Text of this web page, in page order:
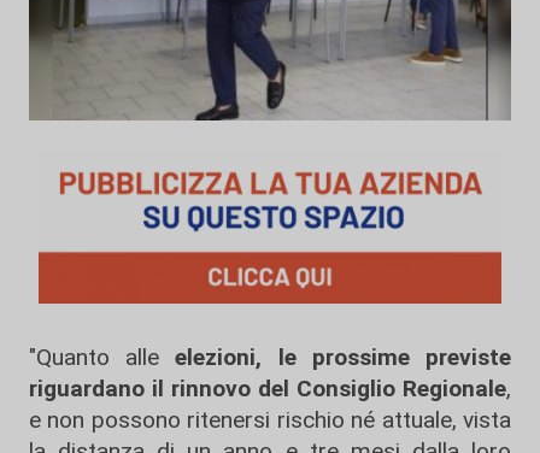
"Quanto alleelezioni, le prossime previste
riguardano il rinnovo del Consiglio Regionale,
e non possono ritenersi rischio né attuale, vista